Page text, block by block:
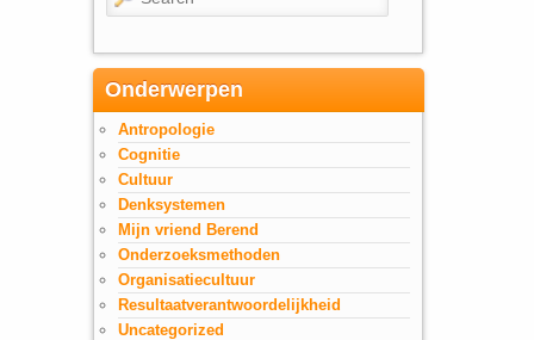
Onderwerpen
Antropologie
Cognitie
Cultuur
Denksystemen
Mijn vriend Berend
Onderzoeksmethoden
Organisatiecultuur
Resultaatverantwoordelijkheid
Uncategorized